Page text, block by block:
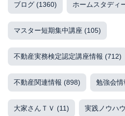
ブログ (1360) ホームスタディ
マスター短期集中講座 (105)
不動産実務検定認定講座情報 (712)
不動産関連情報 (898) 勉強会情
大家さんＴＶ (11) 実践ノウハウ